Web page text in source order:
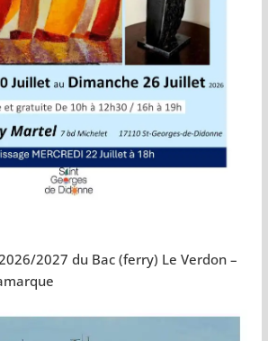
2027 du Bac (ferry) Le Verdon –